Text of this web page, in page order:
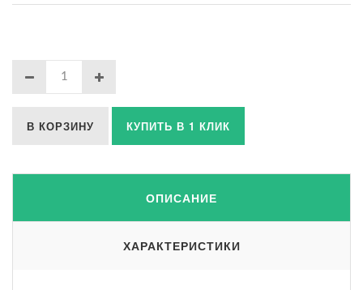
В КОРЗИНУ КУПИТЬ В 1 КЛИК
ОПИСАНИЕ
ХАРАКТЕРИСТИКИ